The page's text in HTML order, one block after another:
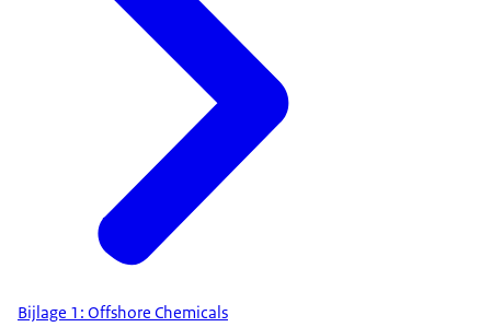
Bijlage 1: Offshore Chemicals